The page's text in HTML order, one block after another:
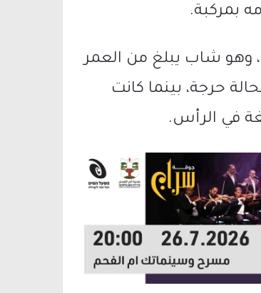
بمركبة.
وهو شاب يبلغ من العمر
حرجة، بينما كانت
في الرأس.